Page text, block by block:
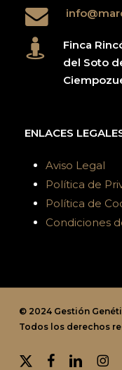
Finca
del Soto
ENLACES
Aviso Legal
Política de
Política de
Condiciones
© 2024 Gestión
Todos los derechos
x-
facebooklinkedin